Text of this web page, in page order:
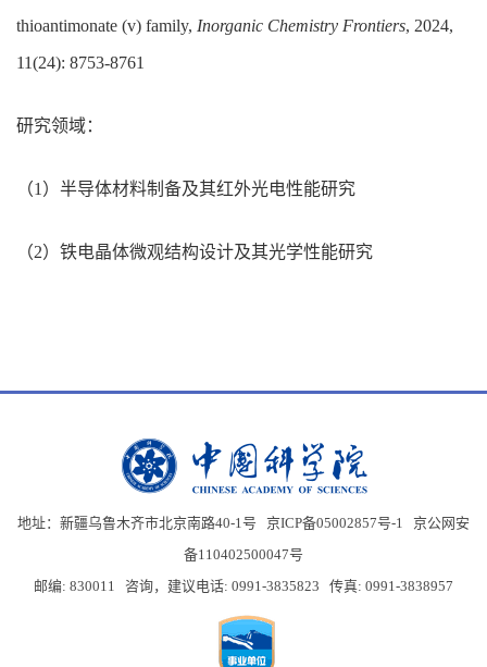
thioantimonate (v) family, Inorganic Chemistry Frontiers, 2024,
11(24): 8753-8761
研究领域：
（1）半导体材料制备及其红外光电性能研究
（2）铁电晶体微观结构设计及其光学性能研究
地址：新疆乌鲁木齐市北京南路40-1号 京ICP备05002857号-1 京公网安
备110402500047号
邮编: 830011 咨询，建议电话: 0991-3835823 传真: 0991-3838957